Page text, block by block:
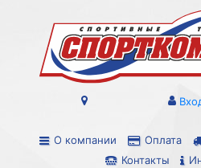
О компании Оплата
Контакты